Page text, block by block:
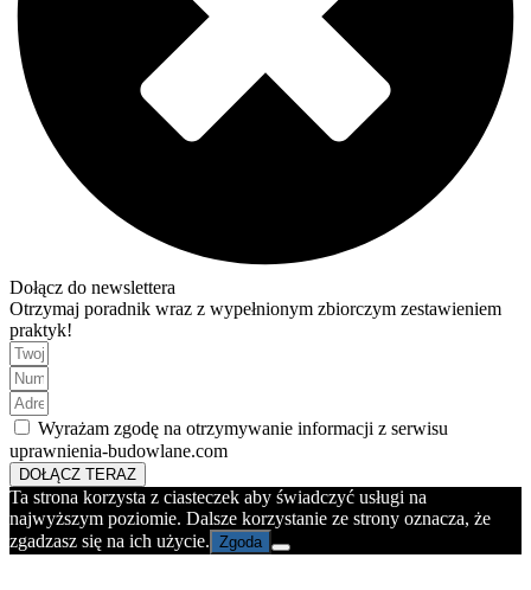
Dołącz do newslettera
Otrzymaj poradnik wraz z wypełnionym zbiorczym zestawieniem
praktyk!
Wyrażam zgodę na otrzymywanie informacji z serwisu
uprawnienia-budowlane.com
DOŁĄCZ TERAZ
Ta strona korzysta z ciasteczek aby świadczyć usługi na
najwyższym poziomie. Dalsze korzystanie ze strony oznacza, że
zgadzasz się na ich użycie. Zgoda